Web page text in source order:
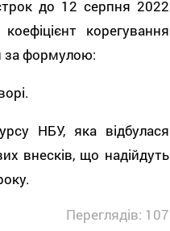
до 12 серпня 2022
корегування
за формулою:
НБУ, яка відбулася
внесків, що надійдуть
Переглядів: 107